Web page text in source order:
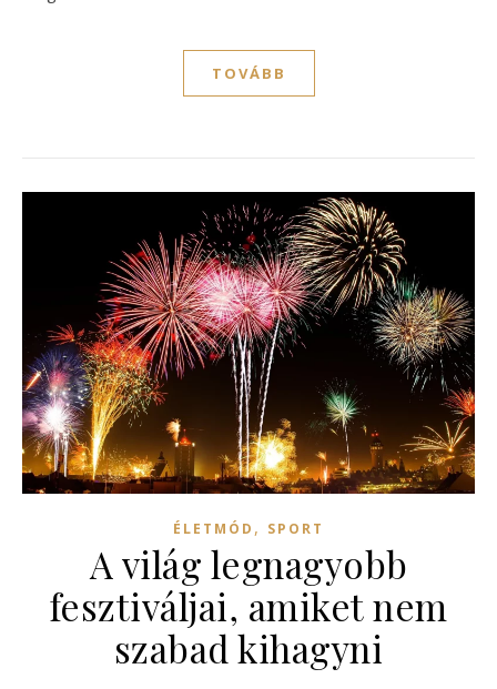
TOVÁBB
ÉLETMÓD , SPORT
A világ legnagyobb
fesztiváljai, amiket nem
szabad kihagyni